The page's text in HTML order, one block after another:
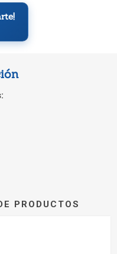
PRODUCTOS